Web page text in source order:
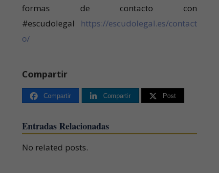
formas de contacto con
#escudolegal https://escudolegal.es/contact
o/
Compartir
Compartir Compartir Post
Entradas Relacionadas
No related posts.